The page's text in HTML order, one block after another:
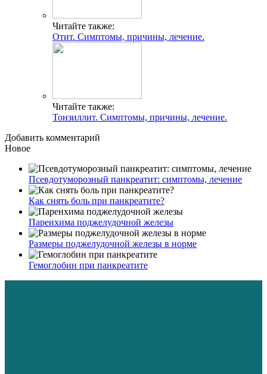
Читайте также:
Отит. Симптомы, причины, лечение.
Читайте также:
Тонзиллит. Симптомы, причины, лечение.
Добавить комментарий
Новое
Псевдотуморозный панкреатит: симптомы, лечение
Как снять боль при панкреатите?
Паренхима поджелудочной железы
Размеры поджелудочной железы в норме
Гемоглобин при панкреатите